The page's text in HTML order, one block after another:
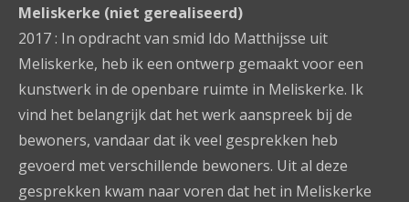
Meliskerke (niet gerealiseerd)
2017 : In opdracht van smid Ido Matthijsse uit
Meliskerke, heb ik een ontwerp gemaakt voor een
kunstwerk in de openbare ruimte in Meliskerke. Ik
vind het belangrijk dat het werk aanspreek bij de
bewoners, vandaar dat ik veel gesprekken heb
gevoerd met verschillende bewoners. Uit al deze
gesprekken kwam naar voren dat het in Meliskerke